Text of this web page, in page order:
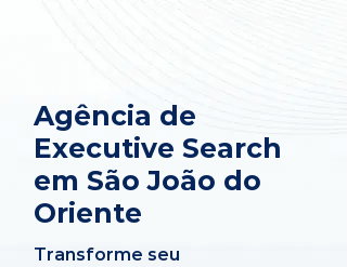
Agência de
Executive Search
em São João do
Oriente
Transforme seu